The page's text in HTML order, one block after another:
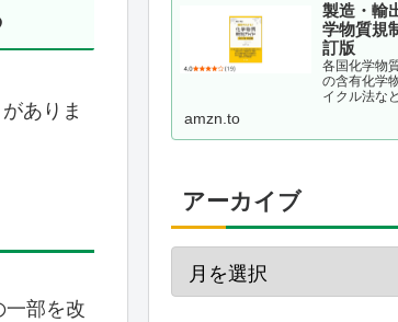
ありま
一部を改
製造・輸
学物質規
訂版
各国化学物
の含有化学
イクル法な
ている疑問
amzn.to
アーカイブ